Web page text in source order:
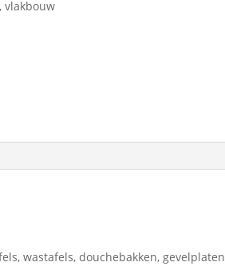
vlakbouw
wastafels, douchebakken, gevelplaten